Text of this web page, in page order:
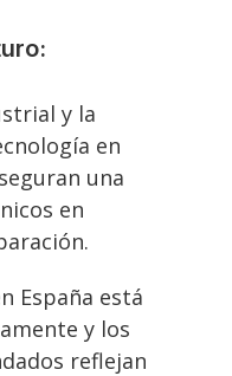
y la
en
una
en
España está
y los
reflejan